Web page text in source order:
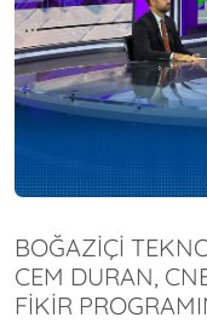
BOĞAZIÇI
CEM DURAN,
FIKIR